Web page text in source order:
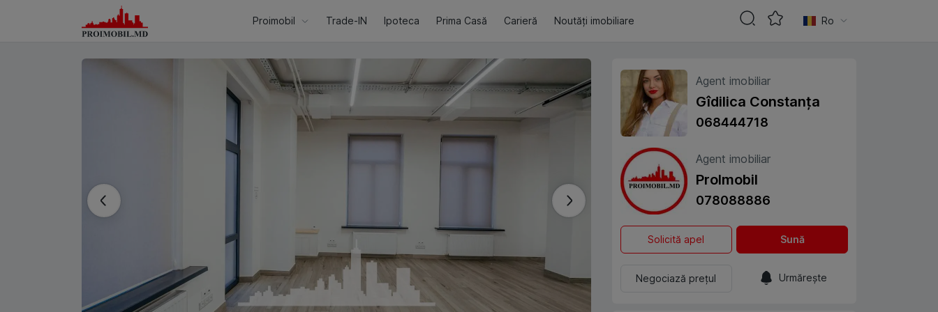
Agent imobiliar
Gîdilica Constanța
068444718
Agent imobiliar
ProImobil
078088886
Solicită apel Sună
Negociază prețul Urmărește
Proimobil Trade-IN Ipoteca Prima Casă Carieră Noutăți imobiliare Ro